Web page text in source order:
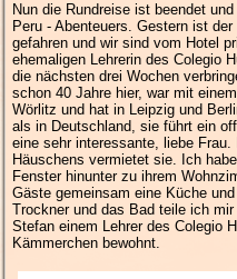
Nun die Rundreise ist beendet
Peru - Abenteuers. Gestern ist
gefahren und wir sind vom Hotel
ehemaligen Lehrerin des Colegio
die nächsten drei Wochen
schon 40 Jahre hier, war mit
Wörlitz und hat in Leipzig und
als in Deutschland, sie führt ein
eine sehr interessante, liebe
Häuschens vermietet sie. Ich
Fenster hinunter zu ihrem
Gäste gemeinsam eine Küche
Trockner und das Bad teile ich
Stefan einem Lehrer des Colegio
Kämmerchen bewohnt.